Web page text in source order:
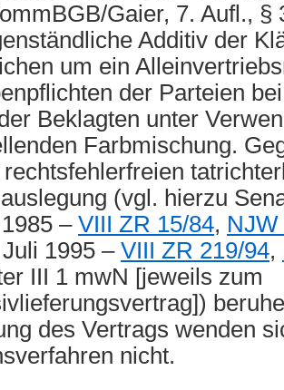
Gaier, 7. Aufl., §
Additiv der
um ein
der Parteien
Beklagten unter
Farbmischung.
(vgl. hierzu
– VIII ZR 15/84, NJW
1995 – VIII ZR 219/94,
III 1 mwN [jeweils zum
des Vertrags wenden
nicht.